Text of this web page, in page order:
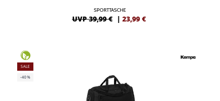
SPORTTASCHE
UVP 39,99 € | 23,99 €
SALE
-40%